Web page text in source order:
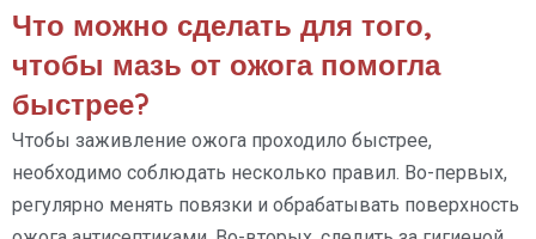
Что можно сделать для того,
чтобы мазь от ожога помогла
быстрее?
Чтобы заживление ожога проходило быстрее,
необходимо соблюдать несколько правил. Во-первых,
регулярно менять повязки и обрабатывать поверхность